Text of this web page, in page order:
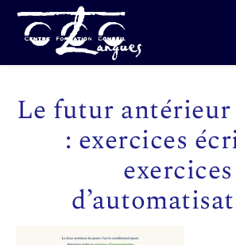
Le futur antérieur
: exercices
exercices